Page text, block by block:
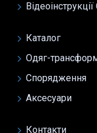
Каталог
Одяг-
Спорядження
Аксесуари
Контакти